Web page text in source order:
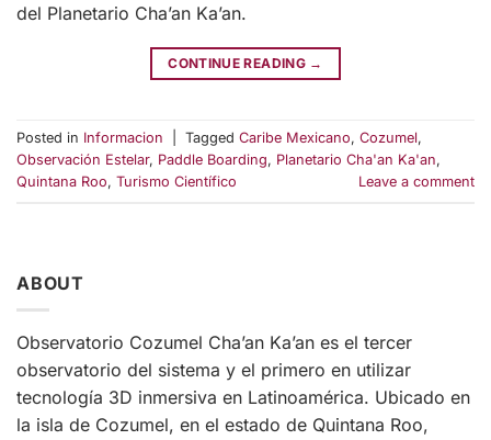
del Planetario Cha’an Ka’an.
CONTINUE READING →
Posted in Informacion Tagged Caribe Mexicano, Cozumel,
Observación Estelar, Paddle Boarding, Planetario Cha'an Ka'an,
Quintana Roo, Turismo Científico Leave a comment
ABOUT
Observatorio Cozumel Cha’an Ka’an es el tercer
observatorio del sistema y el primero en utilizar
tecnología 3D inmersiva en Latinoamérica. Ubicado en
la isla de Cozumel, en el estado de Quintana Roo,